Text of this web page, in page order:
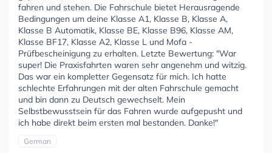
fahren und stehen. Die Fahrschule bietet Herausragende
Bedingungen um deine Klasse A1, Klasse B, Klasse A,
Klasse B Automatik, Klasse BE, Klasse B96, Klasse AM,
Klasse BF17, Klasse A2, Klasse L und Mofa -
Prüfbescheinigung zu erhalten. Letzte Bewertung: "War
super! Die Praxisfahrten waren sehr angenehm und witzig.
Das war ein kompletter Gegensatz für mich. Ich hatte
schlechte Erfahrungen mit der alten Fahrschule gemacht
und bin dann zu Deutsch gewechselt. Mein
Selbstbewusstsein für das Fahren wurde aufgepusht und
ich habe direkt beim ersten mal bestanden. Danke!"
German